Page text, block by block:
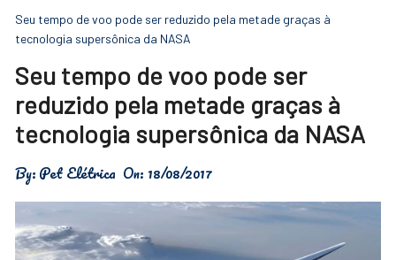
Seu tempo de voo pode ser reduzido pela metade graças à
tecnologia supersônica da NASA
Seu tempo de voo pode ser
reduzido pela metade graças à
tecnologia supersônica da NASA
By:Pet Elétrica On: 18/08/2017